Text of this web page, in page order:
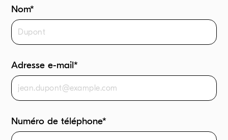
Nom*
Adresse e-mail*
Numéro de téléphone*